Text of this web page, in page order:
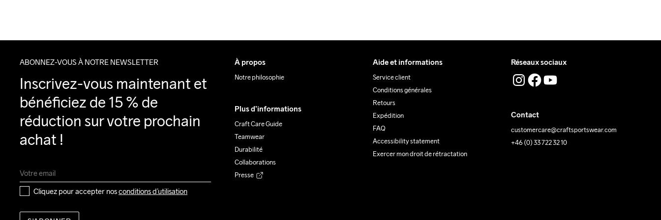
ABONNEZ-VOUS À NOTRE NEWSLETTER
Inscrivez-vous maintenant et
bénéficiez de 15 % de
réduction sur votre prochain
achat !
Cliquez pour accepter nos conditions d’utilisation
À propos
Notre philosophie
Plus d’informations
Craft Care Guide
Teamwear
Durabilité
Collaborations
Presse
Aide et informations
Service client
Conditions générales
Retours
Expédition
FAQ
Accessibility statement
Exercer mon droit de rétractation
Réseaux sociaux
Contact
customercare@craftsportswear.com
+46 (0) 33 722 32 10